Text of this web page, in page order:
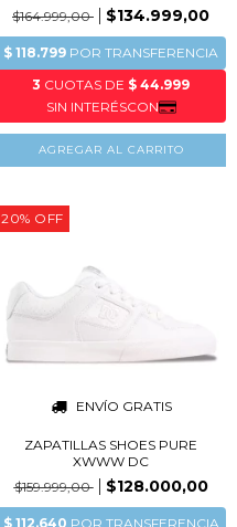
$164.999,00
$134.999,00
AGREGAR AL CARRITO
20% OFF
ENVÍO GRATIS
ZAPATILLAS SHOES PURE
XWWW DC
$159.999,00
$128.000,00